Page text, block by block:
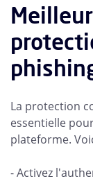
La protection
essentielle
plateforme.
- Activez